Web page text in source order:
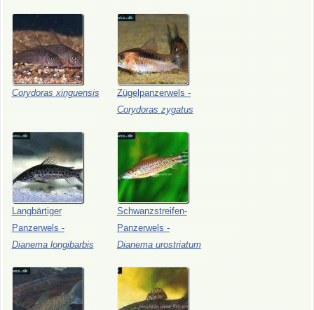
Corydorasxinguensis Zügelpanzerwels -
Corydoras zygatus
Langbärtiger
Panzerwels -
Dianema longibarbis
Schwanzstreifen-
Panzerwels -
Dianema urostriatum